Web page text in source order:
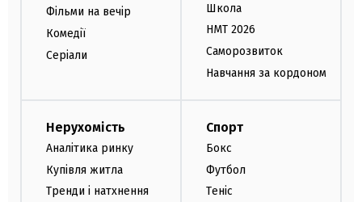
Фільми на вечір
Комедії
Серіали
Школа
НМТ 2026
Саморозвиток
Навчання за кордоном
Нерухомість
Аналітика ринку
Купівля житла
Тренди і натхнення
Спорт
Бокс
Футбол
Теніс